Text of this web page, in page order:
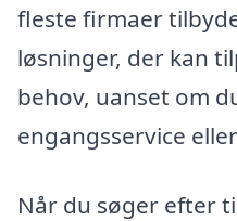
fleste firmaer
løsninger, der kan
behov, uanset om
engangsservice
Når du søger efter